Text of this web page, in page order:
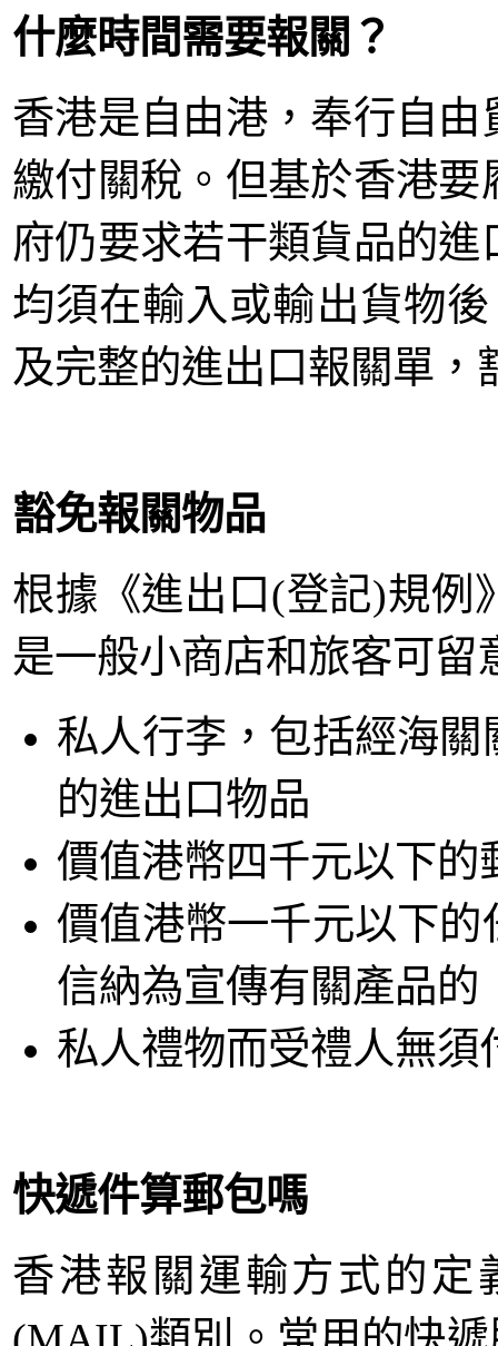
什麼時間需要報關？
香港是自由港，奉行自
繳付關稅。但基於香港
府仍要求若干類貨品的
均須在輸入或輸出貨物
及完整的進出口報關單，
豁免報關物品
根據《進出口(登記)規例
是一般小商店和旅客可留
私人行李，包括經海
的進出口物品
價值港幣四千元以下的
價值港幣一千元以下
信納為宣傳有關產品的
私人禮物而受禮人無須
快遞件算郵包嗎
香港報關運輸方式的定